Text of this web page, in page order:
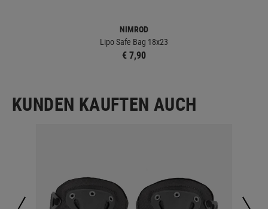
NIMROD
Lipo Safe Bag 18x23
€ 7,90
KUNDEN KAUFTEN AUCH